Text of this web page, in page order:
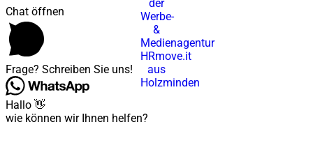
Chat öffnen
Frage? Schreiben Sie uns!
Hallo 👋
wie können wir Ihnen helfen?